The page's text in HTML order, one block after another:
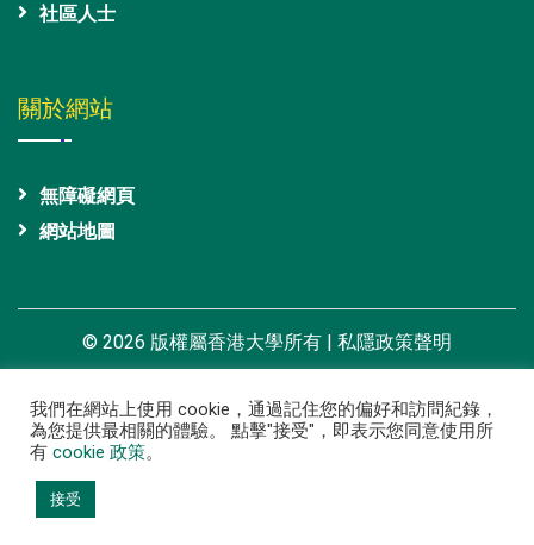
社區人士
關於網站
無障礙網頁
網站地圖
© 2026 版權屬香港大學所有 | 私隱政策聲明
我們在網站上使用 cookie，通過記住您的偏好和訪問紀錄，
為您提供最相關的體驗。 點擊"接受"，即表示您同意使用所
有 cookie 政策。
接受